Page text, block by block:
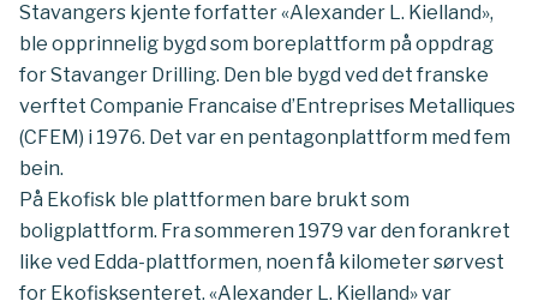
Stavangers kjente forfatter «Alexander L. Kielland»,
ble opprinnelig bygd som boreplattform på oppdrag
for Stavanger Drilling. Den ble bygd ved det franske
verftet Companie Francaise d’Entreprises Metalliques
(CFEM) i 1976. Det var en pentagonplattform med fem
bein.
På Ekofisk ble plattformen bare brukt som
boligplattform. Fra sommeren 1979 var den forankret
like ved Edda-plattformen, noen få kilometer sørvest
for Ekofisksenteret. «Alexander L. Kielland» var